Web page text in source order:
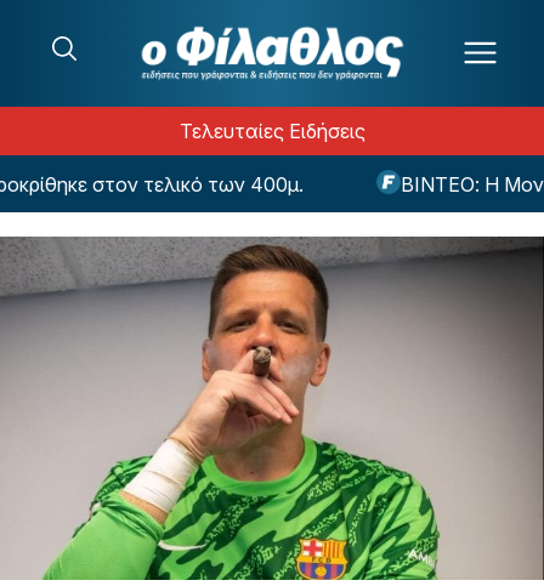
Τελευταίες Ειδήσεις
στον τελικό των 400μ. ΒΙΝΤΕΟ: Η